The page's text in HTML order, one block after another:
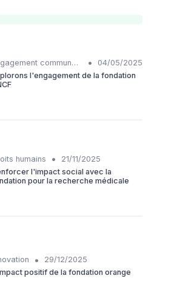
Engagement communautaire •
04/05/2025
l'engagement de la fondation
humains •
21/11/2025
l'impact social avec la
pour la recherche médicale
•
29/12/2025
positif de la fondation orange